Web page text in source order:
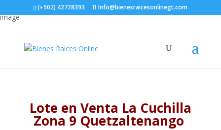
(+502) 42728393 Info@bienesraicesonlinegt.com
Lote en Venta La Cuchilla
Zona 9 Quetzaltenango